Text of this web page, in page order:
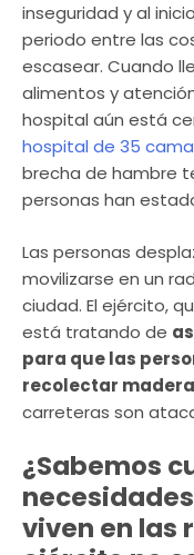
inseguridad y al
periodo entre las
escasear. Cuando
alimentos y
hospital aún está
hospital de 35
brecha de hambre
personas han
Las personas
movilizarse en un
ciudad. El ejército,
está tratando de
para que las
recolectar madera
carreteras son
¿Sabemos
viven en las